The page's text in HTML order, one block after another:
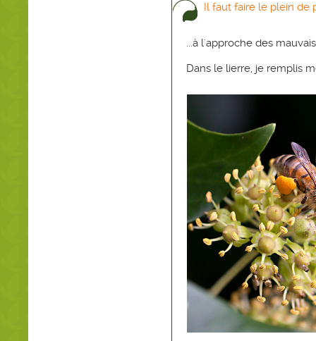
Il faut faire le plein de
...à l'approche des
Dans le lierre, je remplis